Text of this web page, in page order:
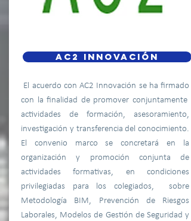
AC2 INNOVACIÓN
El acuerdo con AC2 Innovación se ha firmado
con la finalidad de promover conjuntamente
actividades de formación, asesoramiento,
investigación y transferencia del conocimiento.
El convenio marco se concretará en la
organización y promoción conjunta de
actividades formativas, en condiciones
privilegiadas para los colegiados, sobre
Metodología BIM, Prevención de Riesgos
Laborales, Modelos de Gestión de Seguridad y